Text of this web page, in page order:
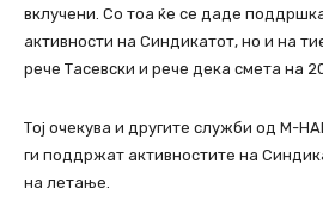
вклучени. Со тоа ќе се даде
активности на Синдикатот, но и на
рече Тасевски и рече дека смета на
Тој очекува и другите служби од М-
ги поддржат активностите на
на летање.